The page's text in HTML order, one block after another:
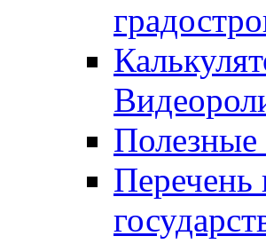
Полезные
Перечень